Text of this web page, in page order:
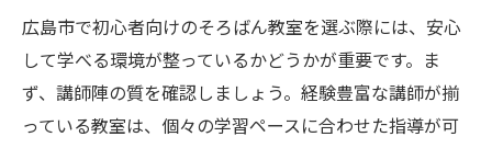
広島市で初心者向けのそろばん教室を選ぶ際には、安心
して学べる環境が整っているかどうかが重要です。ま
ず、講師陣の質を確認しましょう。経験豊富な講師が揃
っている教室は、個々の学習ペースに合わせた指導が可